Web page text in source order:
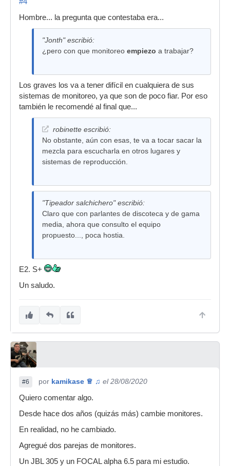
Hombre... la pregunta que contestaba era...
"Jonth" escribió:
¿pero con que monitoreo empiezo a trabajar?
Los graves los va a tener difícil en cualquiera de sus
sistemas de monitoreo, ya que son de poco fiar. Por eso
también le recomendé al final que...
robinette escribió:
No obstante, aún con esas, te va a tocar sacar la
mezcla para escucharla en otros lugares y
sistemas de reproducción.
"Tipeador salchichero" escribió:
Claro que con parlantes de discoteca y de gama
media, ahora que consulto el equipo
propuesto..., poca hostia.
E2. S+
Un saludo.
#6 por kamikase ♕ ♫ el 28/08/2020
Quiero comentar algo.
Desde hace dos años (quizás más) cambie monitores.
En realidad, no he cambiado.
Agregué dos parejas de monitores.
Un JBL 305 y un FOCAL alpha 6.5 para mi estudio.